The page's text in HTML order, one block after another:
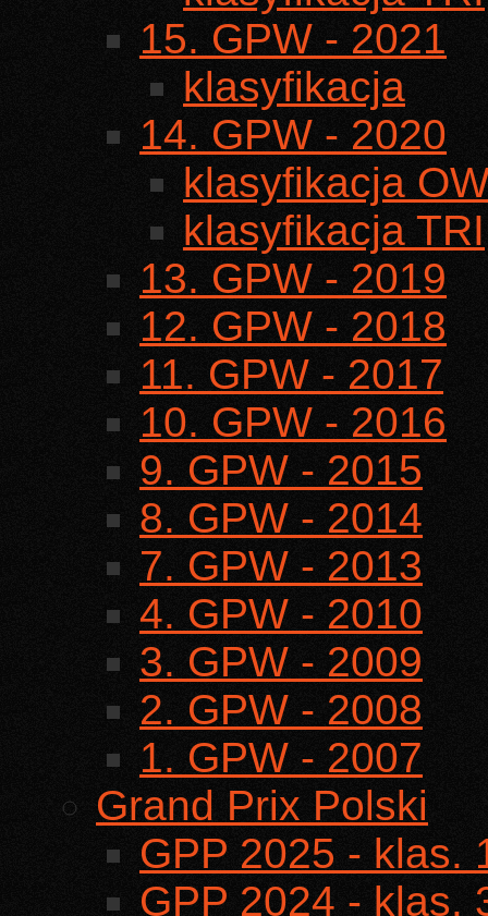
15. GPW - 2021
klasyfikacja
14. GPW - 2020
klasyfikacja
klasyfikacja TRI
13. GPW - 2019
12. GPW - 2018
11. GPW - 2017
10. GPW - 2016
9. GPW - 2015
8. GPW - 2014
7. GPW - 2013
4. GPW - 2010
3. GPW - 2009
2. GPW - 2008
1. GPW - 2007
Grand Prix Polski
GPP 2025 - klas.
GPP 2024 - klas.